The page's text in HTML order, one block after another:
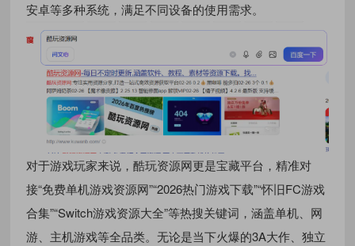
安卓等多种系统，满足不同设备的使用需求。
对于游戏玩家来说，酷玩资源网更是宝藏平台，精准对
接“免费单机游戏资源网”“2026热门游戏下载”“怀旧FC游戏
合集”“Switch游戏资源大全”等热搜关键词，涵盖单机、网
游、主机游戏等全品类。无论是当下火爆的3A大作、独立